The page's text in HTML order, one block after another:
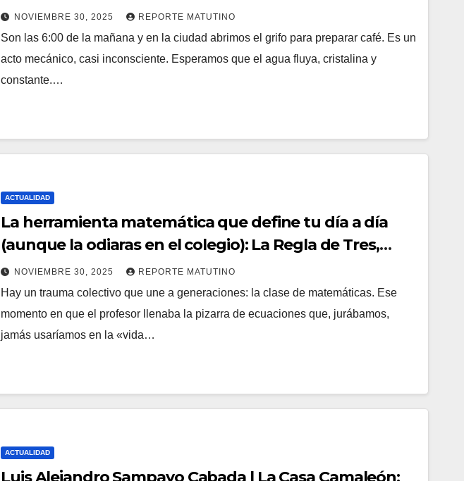
NOVIEMBRE 30, 2025 REPORTE MATUTINO
Son las 6:00 de la mañana y en la ciudad abrimos el grifo para preparar café. Es un
acto mecánico, casi inconsciente. Esperamos que el agua fluya, cristalina y
constante.…
ACTUALIDAD
La herramienta matemática que define tu día a día
(aunque la odiaras en el colegio): La Regla de Tres,
explicada
NOVIEMBRE 30, 2025 REPORTE MATUTINO
Hay un trauma colectivo que une a generaciones: la clase de matemáticas. Ese
momento en que el profesor llenaba la pizarra de ecuaciones que, jurábamos,
jamás usaríamos en la «vida…
ACTUALIDAD
Luis Alejandro Sampayo Cabada | La Casa Camaleón: